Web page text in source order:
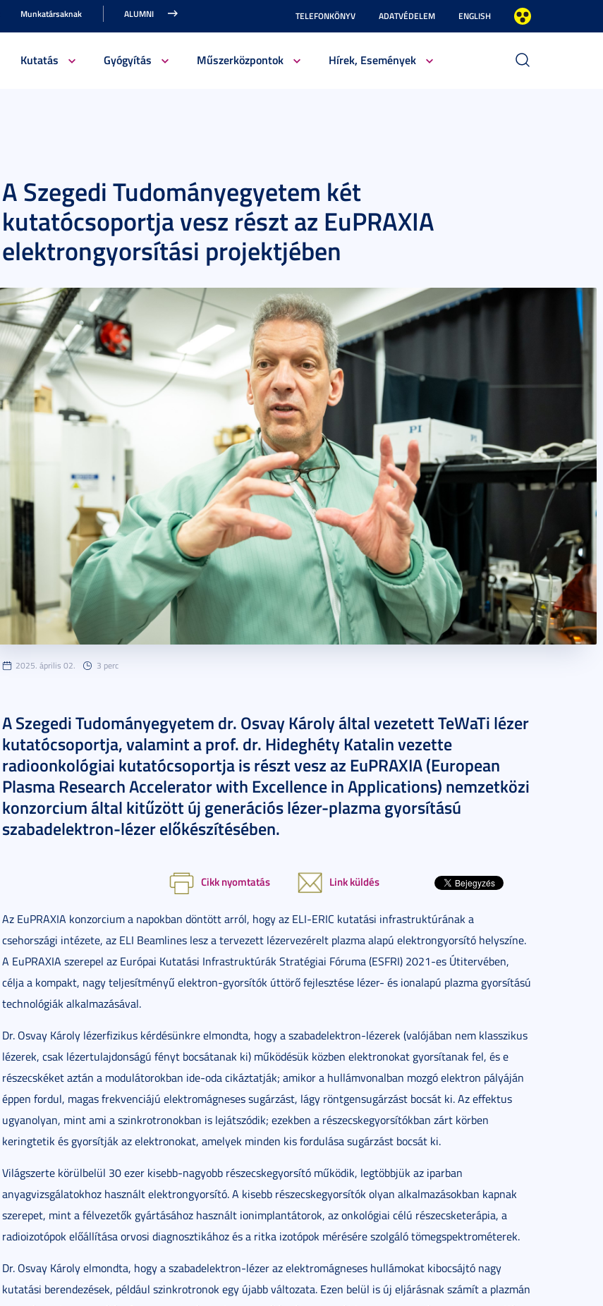
Munkatársaknak ALUMNI TELEFONKÖNYV ADATVÉDELEM ENGLISH
Kutatás Gyógyítás Műszerközpontok Hírek, Események
A Szegedi Tudományegyetem két
kutatócsoportja vesz részt az EuPRAXIA
elektrongyorsítási projektjében
2025. április 02. 3 perc
A Szegedi Tudományegyetem dr. Osvay Károly által vezetett TeWaTi lézer
kutatócsoportja, valamint a prof. dr. Hideghéty Katalin vezette
radioonkológiai kutatócsoportja is részt vesz az EuPRAXIA (European
Plasma Research Accelerator with Excellence in Applications) nemzetközi
konzorcium által kitűzött új generációs lézer-plazma gyorsítású
szabadelektron-lézer előkészítésében.
Cikk nyomtatás Link küldés
Az EuPRAXIA konzorcium a napokban döntött arról, hogy az ELI-ERIC kutatási infrastruktúrának a
csehországi intézete, az ELI Beamlines lesz a tervezett lézervezérelt plazma alapú elektrongyorsító helyszíne.
A EuPRAXIA szerepel az Európai Kutatási Infrastruktúrák Stratégiai Fóruma (ESFRI) 2021-es Útitervében,
célja a kompakt, nagy teljesítményű elektron-gyorsítók úttörő fejlesztése lézer- és ionalapú plazma gyorsítású
technológiák alkalmazásával.
Dr. Osvay Károly lézerfizikus kérdésünkre elmondta, hogy a szabadelektron-lézerek (valójában nem klasszikus
lézerek, csak lézertulajdonságú fényt bocsátanak ki) működésük közben elektronokat gyorsítanak fel, és e
részecskéket aztán a modulátorokban ide-oda cikáztatják; amikor a hullámvonalban mozgó elektron pályáján
éppen fordul, magas frekvenciájú elektromágneses sugárzást, lágy röntgensugárzást bocsát ki. Az effektus
ugyanolyan, mint ami a szinkrotronokban is lejátszódik; ezekben a részecskegyorsítókban zárt körben
keringtetik és gyorsítják az elektronokat, amelyek minden kis fordulása sugárzást bocsát ki.
Világszerte körülbelül 30 ezer kisebb-nagyobb részecskegyorsító működik, legtöbbjük az iparban
anyagvizsgálatokhoz használt elektrongyorsító. A kisebb részecskegyorsítók olyan alkalmazásokban kapnak
szerepet, mint a félvezetők gyártásához használt ionimplantátorok, az onkológiai célú részecsketerápia, a
radioizotópok előállítása orvosi diagnosztikához és a ritka izotópok mérésére szolgáló tömegspektrométerek.
Dr. Osvay Károly elmondta, hogy a szabadelektron-lézer az elektromágneses hullámokat kibocsájtó nagy
kutatási berendezések, például szinkrotronok egy újabb változata. Ezen belül is új eljárásnak számít a plazmán